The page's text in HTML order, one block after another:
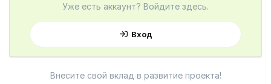
Уже есть аккаунт? Войдите здесь.
Вход
Внесите свой вклад в развитие проекта!